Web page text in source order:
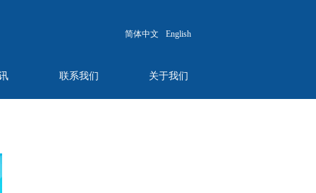
联系我们 关于我们
简体中文 English